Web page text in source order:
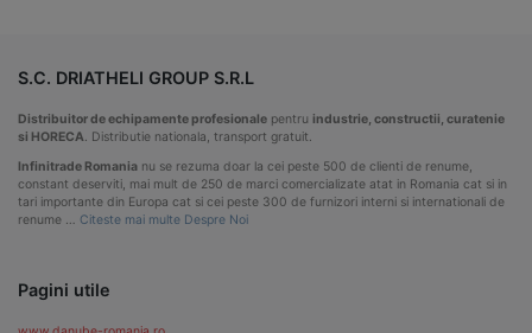
S.C. DRIATHELI GROUP S.R.L
Distribuitor de echipamente profesionale pentru industrie, constructii, curatenie
si HORECA . Distributie nationala, transport gratuit.
Infinitrade Romania nu se rezuma doar la cei peste 500 de clienti de renume,
constant deserviti, mai mult de 250 de marci comercializate atat in Romania cat si in
tari importante din Europa cat si cei peste 300 de furnizori interni si internationali de
renume … Citeste mai multe Despre Noi
Pagini utile